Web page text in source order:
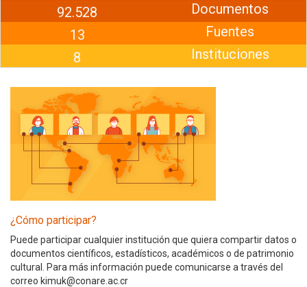
92.528
13
8
Documentos
Fuentes
Instituciones
¿Cómo participar?
Puede participar cualquier institución que quiera compartir datos o
documentos científicos, estadísticos, académicos o de patrimonio
cultural. Para más información puede comunicarse a través del
correo kimuk@conare.ac.cr